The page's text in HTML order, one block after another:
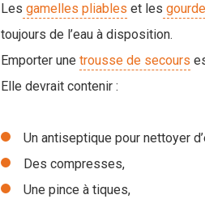
Les gamelles pliables et les
toujours de l’eau à disposition.
Emporter une trousse de secours
Elle devrait contenir :
Un antiseptique pour nettoyer
Des compresses,
Une pince à tiques,